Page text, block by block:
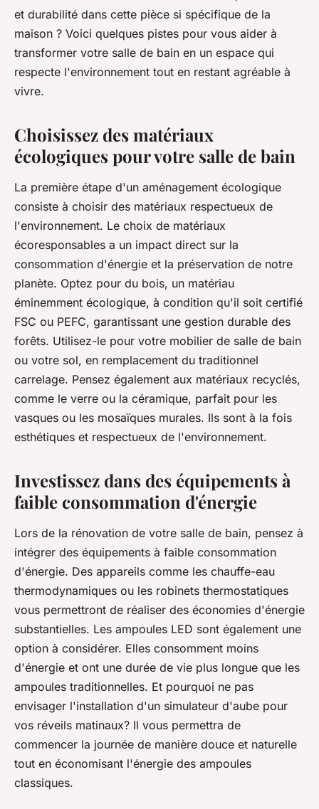
et durabilité dans cette pièce si spécifique de la
maison ? Voici quelques pistes pour vous aider à
transformer votre salle de bain en un espace qui
respecte l'environnement tout en restant agréable à
vivre.
Choisissez des matériaux
écologiques pour votre salle de bain
La première étape d'un aménagement écologique
consiste à choisir des matériaux respectueux de
l'environnement. Le choix de matériaux
écoresponsables a un impact direct sur la
consommation d'énergie et la préservation de notre
planète. Optez pour du bois, un matériau
éminemment écologique, à condition qu'il soit certifié
FSC ou PEFC, garantissant une gestion durable des
forêts. Utilisez-le pour votre mobilier de salle de bain
ou votre sol, en remplacement du traditionnel
carrelage. Pensez également aux matériaux recyclés,
comme le verre ou la céramique, parfait pour les
vasques ou les mosaïques murales. Ils sont à la fois
esthétiques et respectueux de l'environnement.
Investissez dans des équipements à
faible consommation d'énergie
Lors de la rénovation de votre salle de bain, pensez à
intégrer des équipements à faible consommation
d'énergie. Des appareils comme les chauffe-eau
thermodynamiques ou les robinets thermostatiques
vous permettront de réaliser des économies d'énergie
substantielles. Les ampoules LED sont également une
option à considérer. Elles consomment moins
d'énergie et ont une durée de vie plus longue que les
ampoules traditionnelles. Et pourquoi ne pas
envisager l'installation d'un simulateur d'aube pour
vos réveils matinaux? Il vous permettra de
commencer la journée de manière douce et naturelle
tout en économisant l'énergie des ampoules
classiques.